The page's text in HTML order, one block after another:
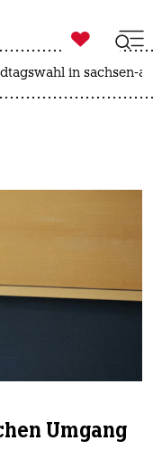

taz zahl ich
in sachsen-
Umgang